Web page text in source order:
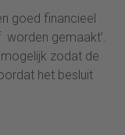
goed financieel
gemaakt’.
mogelijk zodat de
het besluit